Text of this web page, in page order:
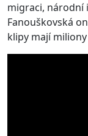
migraci, národní
Fanouškovská
klipy mají